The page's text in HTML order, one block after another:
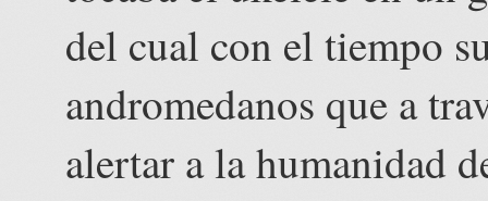
del cual con el tiempo
andromedanos que a
alertar a la humanidad